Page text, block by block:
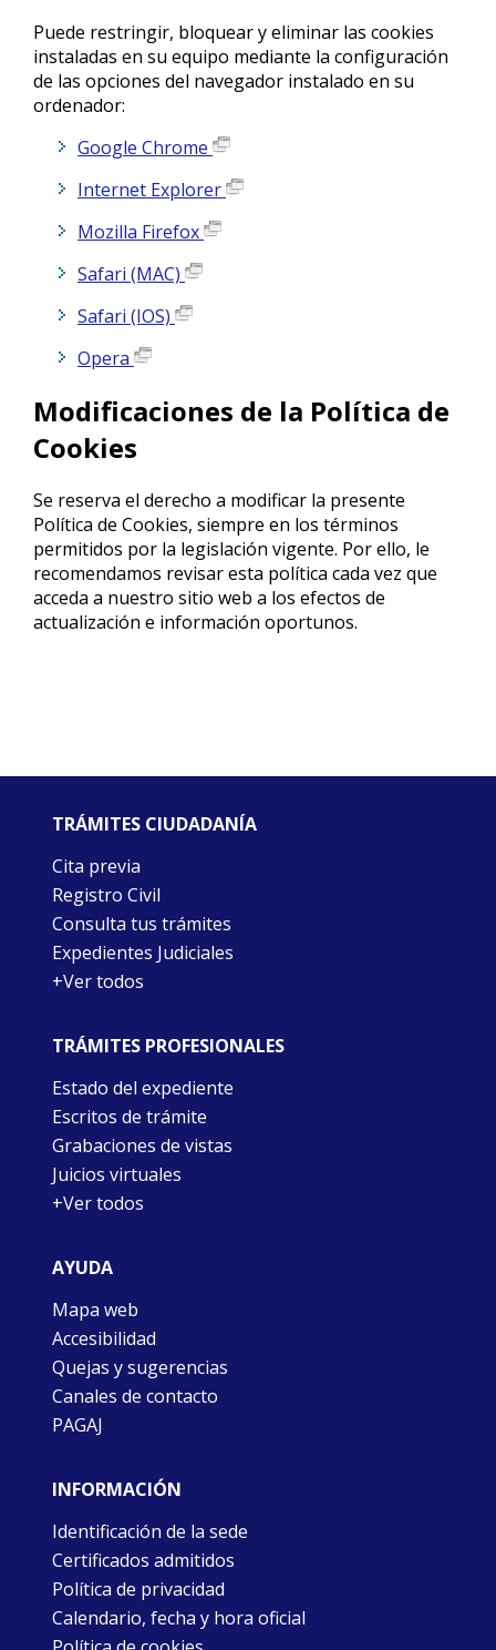
Puede restringir, bloquear y eliminar las cookies
instaladas en su equipo mediante la configuración
de las opciones del navegador instalado en su
ordenador:
Google Chrome
Internet Explorer
Mozilla Firefox
Safari (MAC)
Safari (IOS)
Opera
Modificaciones de la Política de
Cookies
Se reserva el derecho a modificar la presente
Política de Cookies, siempre en los términos
permitidos por la legislación vigente. Por ello, le
recomendamos revisar esta política cada vez que
acceda a nuestro sitio web a los efectos de
actualización e información oportunos.
TRÁMITES CIUDADANÍA
Cita previa
Registro Civil
Consulta tus trámites
Expedientes Judiciales
+Ver todos
TRÁMITES PROFESIONALES
Estado del expediente
Escritos de trámite
Grabaciones de vistas
Juicios virtuales
+Ver todos
AYUDA
Mapa web
Accesibilidad
Quejas y sugerencias
Canales de contacto
PAGAJ
INFORMACIÓN
Identificación de la sede
Certificados admitidos
Política de privacidad
Calendario, fecha y hora oficial